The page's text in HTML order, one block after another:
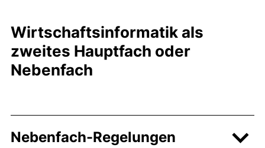
Wirtschaftsinformatik als
zweites Hauptfach oder
Nebenfach
Nebenfach-Regelungen